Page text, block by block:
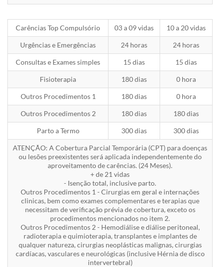
Carências Top Compulsório 03 a 09 vidas 10 a 20 vidas
Urgências e Emergências 24 horas 24 horas
Consultas e Exames simples 15 dias 15 dias
Fisioterapia 180 dias 0 hora
Outros Procedimentos 1 180 dias 0 hora
Outros Procedimentos 2 180 dias 180 dias
Parto a Termo 300 dias 300 dias
ATENÇÃO: A Cobertura Parcial Temporária (CPT) para doenças
ou lesões preexistentes será aplicada independentemente do
aproveitamento de carências. (24 Meses).
+ de 21 vidas
- Isenção total, inclusive parto.
Outros Procedimentos 1 - Cirurgias em geral e internações
clinicas, bem como exames complementares e terapias que
necessitam de verificação prévia de cobertura, exceto os
procedimentos mencionados no item 2.
Outros Procedimentos 2 - Hemodiálise e diálise peritoneal,
radioterapia e quimioterapia, transplantes e implantes de
qualquer natureza, cirurgias neoplásticas malignas, cirurgias
cardíacas, vasculares e neurológicas (inclusive Hérnia de disco
intervertebral)